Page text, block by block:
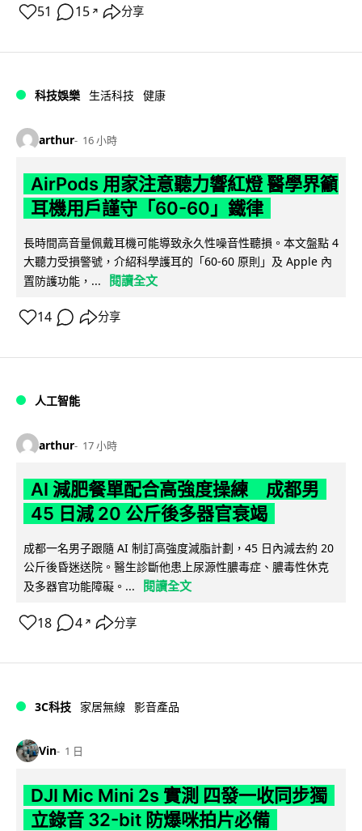
51 15 ↗ 分享
科技娛樂 生活科技 健康
arthur 16 小時
AirPods 用家注意聽力響紅燈 醫學界籲
耳機用戶謹守「60-60」鐵律
長時間高音量佩戴耳機可能導致永久性噪音性聽損。本文盤點 4
大聽力受損警號，介紹科學護耳的「60-60 原則」及 Apple 內
置防護功能，...
閱讀全文
14 分享
人工智能
arthur 17 小時
AI 減肥餐單配合高強度操練 成都男
45 日減 20 公斤後多器官衰竭
成都一名男子跟隨 AI 制訂高強度減脂計劃，45 日內減去約 20
公斤後昏迷送院。醫生診斷他患上尿源性膿毒症、膿毒性休克
及多器官功能障礙。...
閱讀全文
18 4 ↗ 分享
3C科技 家居無線 影音產品
Vin 1 日
DJI Mic Mini 2s 實測 四發一收同步獨
立錄音 32-bit 防爆咪拍片必備